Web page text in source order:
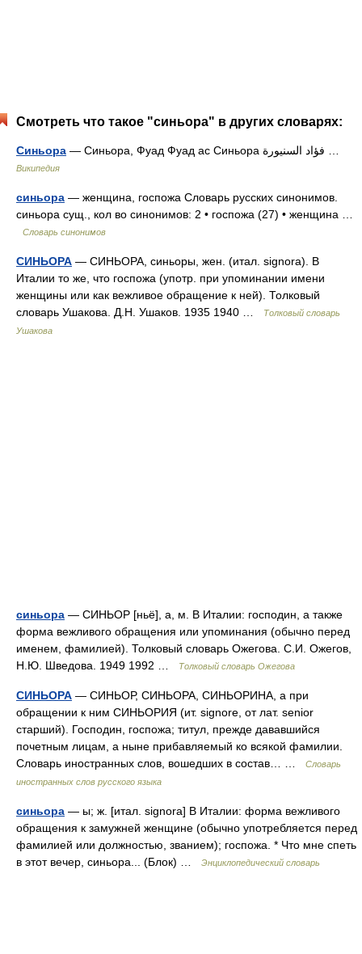
Смотреть что такое "синьора" в других словарях:
Синьора
Википедия
синьора — женщина, госпожа Словарь русских синонимов.
синьора сущ., кол во синонимов: 2 • госпожа (27) • женщина …
Словарь синонимов
СИНЬОРА — СИНЬОРА, синьоры, жен. (итал. signora). В
Италии то же, что госпожа (употр. при упоминании имени
женщины или как вежливое обращение к ней). Толковый
словарь Ушакова. Д.Н. Ушаков. 1935 1940 …
Толковый словарь
Ушакова
синьора — СИНЬОР [ньё], а, м. В Италии: господин, а также
форма вежливого обращения или упоминания (обычно перед
именем, фамилией). Толковый словарь Ожегова. С.И. Ожегов,
Н.Ю. Шведова. 1949 1992 …
Толковый словарь Ожегова
СИНЬОРА — СИНЬОР, СИНЬОРА, СИНЬОРИНА, а при
обращении к ним СИНЬОРИЯ (ит. signore, от лат. senior
старший). Господин, госпожа; титул, прежде дававшийся
почетным лицам, а ныне прибавляемый ко всякой фамилии.
Словарь иностранных слов, вошедших в состав… …
Словарь
иностранных слов русского языка
синьора — ы; ж. [итал. signora] В Италии: форма вежливого
обращения к замужней женщине (обычно употребляется перед
фамилией или должностью, званием); госпожа. * Что мне спеть
в этот вечер, синьора... (Блок) …
Энциклопедический словарь